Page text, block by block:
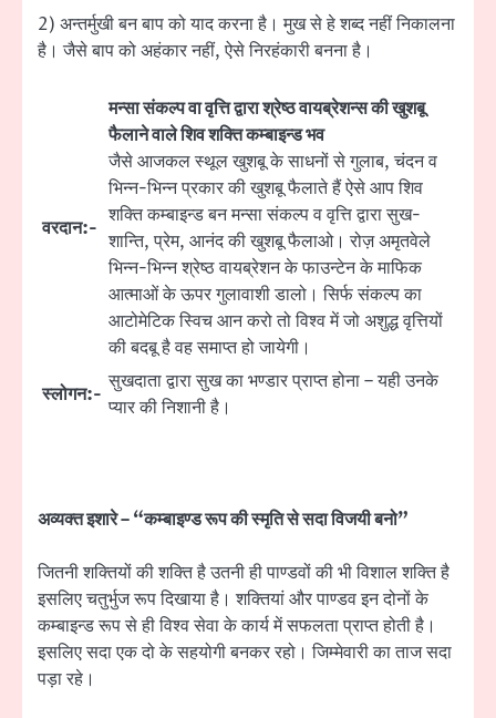
2) अन्तर्मुखी बन बाप को याद करना है। मुख से हे शब्द नहीं निकालना
है। जैसे बाप को अहंकार नहीं, ऐसे निरहंकारी बनना है।
वरदान:-
मन्सा संकल्प वा वृत्ति द्वारा श्रेष्ठ वायब्रेशन्स की खुशबू
फैलाने वाले शिव शक्ति कम्बाइन्ड भव
जैसे आजकल स्थूल खुशबू के साधनों से गुलाब, चंदन व
भिन्न-भिन्न प्रकार की खुशबू फैलाते हैं ऐसे आप शिव
शक्ति कम्बाइन्ड बन मन्सा संकल्प व वृत्ति द्वारा सुख-
शान्ति, प्रेम, आनंद की खुशबू फैलाओ। रोज़ अमृतवेले
भिन्न-भिन्न श्रेष्ठ वायब्रेशन के फाउन्टेन के माफिक
आत्माओं के ऊपर गुलावाशी डालो। सिर्फ संकल्प का
आटोमेटिक स्विच आन करो तो विश्व में जो अशुद्ध वृत्तियों
की बदबू है वह समाप्त हो जायेगी।
स्लोगन:-
सुखदाता द्वारा सुख का भण्डार प्राप्त होना – यही उनके
प्यार की निशानी है।
अव्यक्त इशारे – “कम्बाइण्ड रूप की स्मृति से सदा विजयी बनो”
जितनी शक्तियों की शक्ति है उतनी ही पाण्डवों की भी विशाल शक्ति है
इसलिए चतुर्भुज रूप दिखाया है। शक्तियां और पाण्डव इन दोनों के
कम्बाइन्ड रूप से ही विश्व सेवा के कार्य में सफलता प्राप्त होती है।
इसलिए सदा एक दो के सहयोगी बनकर रहो। जिम्मेवारी का ताज सदा
पड़ा रहे।